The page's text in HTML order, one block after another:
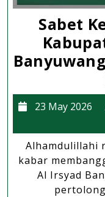
Sabet
23 May 2026
Alhamdulillahi
kabar
Al Irsyad